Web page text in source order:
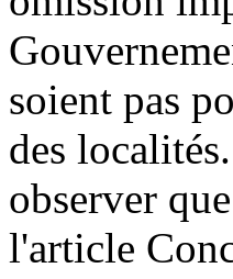
soient pas
des
observer
l'article